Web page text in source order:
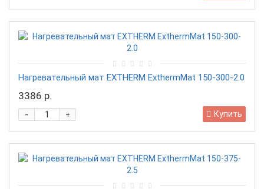
Нагревательный мат EXTHERM ExthermMat 150-300-2.0
3386 р.
+
- Купить